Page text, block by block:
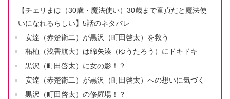
【チェリまほ（30歳・魔法使い）30歳まで童貞だと魔法使
いになれるらしい】5話のネタバレ
安達（赤楚衛二）が黒沢（町田啓太）を救う
柘植（浅香航大）は綿矢湊（ゆうたろう）にドキドキ
黒沢（町田啓太）に女の影！？
安達（赤楚衛二）が黒沢（町田啓太）への想いに気づく
黒沢（町田啓太）の修羅場！？